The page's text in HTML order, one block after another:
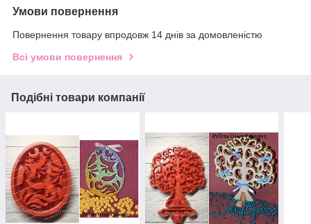
Умови повернення
Повернення товару впродовж 14 днів за домовленістю
Всі умови повернення
Подібні товари компанії